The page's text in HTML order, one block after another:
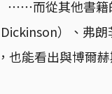
⋯⋯而從其他書籍
）、弗
也能看出與博爾